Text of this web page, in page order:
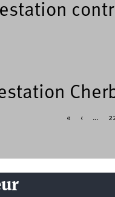
« ‹ …